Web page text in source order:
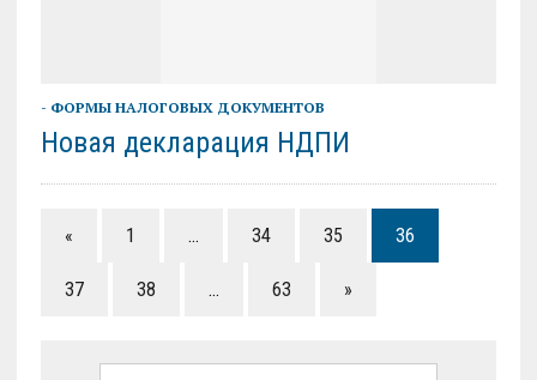
- ФОРМЫ НАЛОГОВЫХ ДОКУМЕНТОВ
Новая декларация НДПИ
« 1 … 34 35 36
37 38 … 63 »